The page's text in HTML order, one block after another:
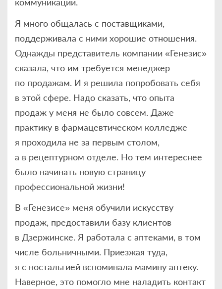
Я много общалась с поставщиками,
поддерживала с ними хорошие отношения.
Однажды представитель компании «Генезис»
сказала, что им требуется менеджер
по продажам. И я решила попробовать себя
в этой сфере. Надо сказать, что опыта
продаж у меня не было совсем. Даже
практику в фармацевтическом колледже
я проходила не за первым столом,
а в рецептурном отделе. Но тем интереснее
было начинать новую страницу
профессиональной жизни!
В «Генезисе» меня обучили искусству
продаж, предоставили базу клиентов
в Дзержинске. Я работала с аптеками, в том
числе больничными. Приезжая туда,
я с ностальгией вспоминала мамину аптеку.
Наверное, это помогло мне наладить контакт